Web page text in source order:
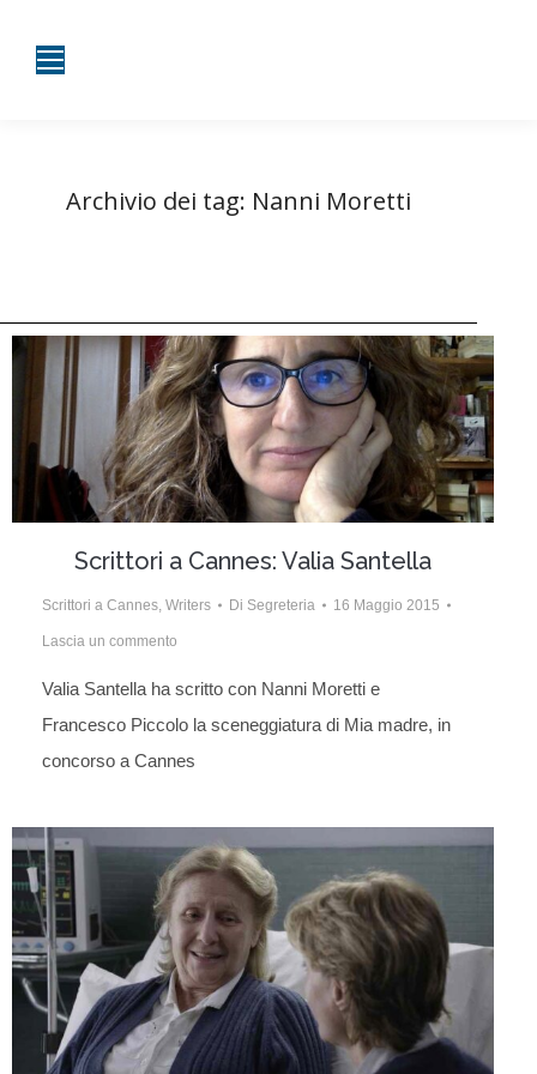
Archivio dei tag: Nanni Moretti
Scrittori a Cannes: Valia Santella
Scrittori a Cannes, Writers Di Segreteria 16 Maggio 2015
Lascia un commento
Valia Santella ha scritto con Nanni Moretti e
Francesco Piccolo la sceneggiatura di Mia madre, in
concorso a Cannes